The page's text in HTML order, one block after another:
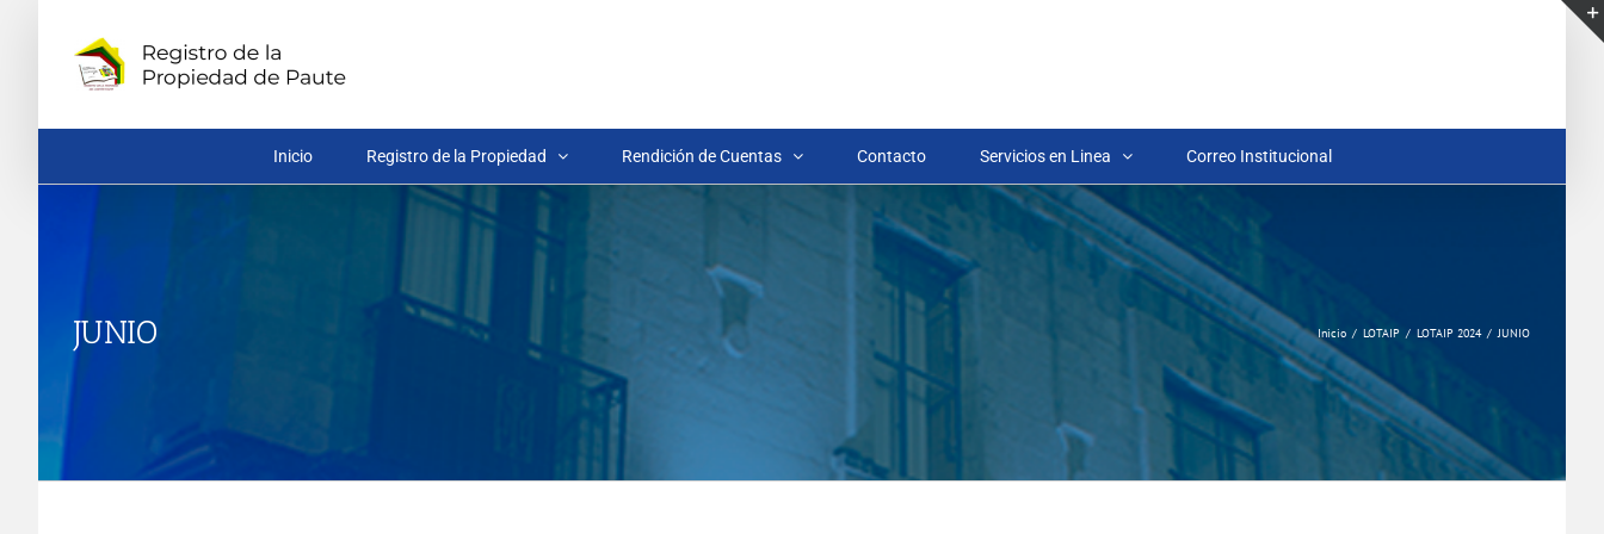
contenido
Inicio Registro de la Propiedad Rendición de Cuentas Contacto Servicios en Linea Correo Institucional
JUNIO Inicio LOTAIP LOTAIP 2024 JUNIO